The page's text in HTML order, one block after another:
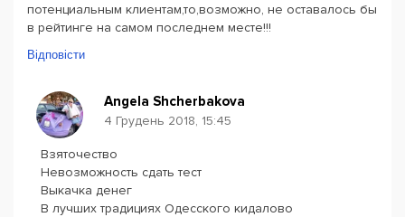
потенциальным клиентам,то,возможно, не оставалось бы
в рейтинге на самом последнем месте!!!
Відповісти
Angela Shcherbakova
4 Грудень 2018, 15:45
Взяточество
Невозможность сдать тест
Выкачка денег
В лучших традициях Одесского кидалово